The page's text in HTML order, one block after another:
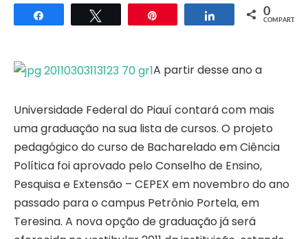
Compartilhar Compartilhar
0
COMPART.
A partir desse ano a
Universidade Federal do Piauí contará com mais
uma graduação na sua lista de cursos. O projeto
pedagógico do curso de Bacharelado em Ciência
Política foi aprovado pelo Conselho de Ensino,
Pesquisa e Extensão – CEPEX em novembro do ano
passado para o campus Petrônio Portela, em
Teresina. A nova opção de graduação já será